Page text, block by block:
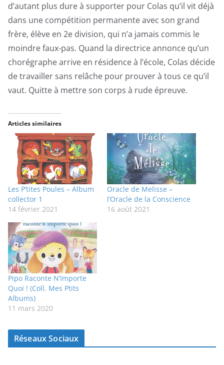
d’autant plus dure à supporter pour Colas qu’il vit déjà
dans une compétition permanente avec son grand
frère, élève en 2e division, qui n’a jamais commis le
moindre faux-pas. Quand la directrice annonce qu’un
chorégraphe arrive en résidence à l’école, Colas décide
de travailler sans relâche pour prouver à tous ce qu’il
vaut. Quitte à mettre son corps à rude épreuve.
Articles similaires
Les P’tites Poules – Album
collector 1
14 février 2021
Oracle de Melisse –
l’Oracle de la Conscience
16 août 2021
Pipo Raconte N’Importe
Quoi ! (Coll. Mes Ptits
Albums)
11 mars 2020
Réseaux Sociaux